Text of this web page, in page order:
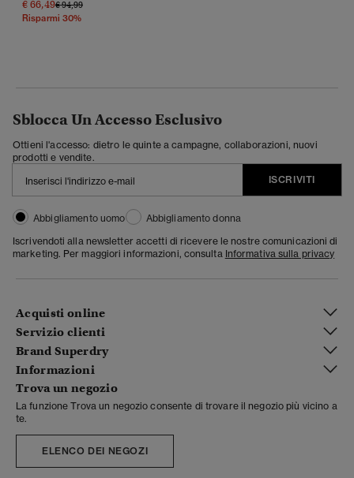
€ 66,49Prezzo Ridotto Da
€ 94,99A
Risparmi 30%
Sblocca Un Accesso Esclusivo
Ottieni l'accesso: dietro le quinte a campagne, collaborazioni, nuovi
prodotti e vendite.
ISCRIVITI
Abbigliamento uomo
Abbigliamento donna
Iscrivendoti alla newsletter accetti di ricevere le nostre comunicazioni di
marketing. Per maggiori informazioni, consulta Informativa sulla privacy
Acquisti online
Servizio clienti
Brand Superdry
Informazioni
Trova un negozio
La funzione Trova un negozio consente di trovare il negozio più vicino a
te.
ELENCO DEI NEGOZI